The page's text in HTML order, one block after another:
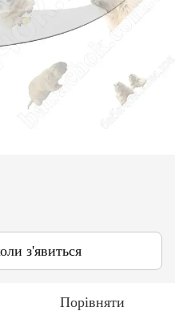
з'явиться
Порівняти